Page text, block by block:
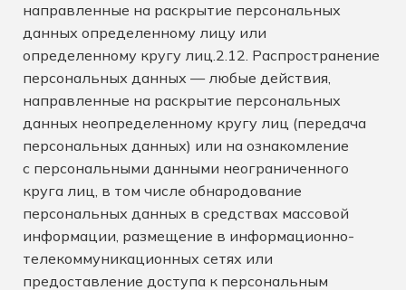
направленные на раскрытие персональных
данных определенному лицу или
определенному кругу лиц.2.12. Распространение
персональных данных — любые действия,
направленные на раскрытие персональных
данных неопределенному кругу лиц (передача
персональных данных) или на ознакомление
с персональными данными неограниченного
круга лиц, в том числе обнародование
персональных данных в средствах массовой
информации, размещение в информационно-
телекоммуникационных сетях или
предоставление доступа к персональным